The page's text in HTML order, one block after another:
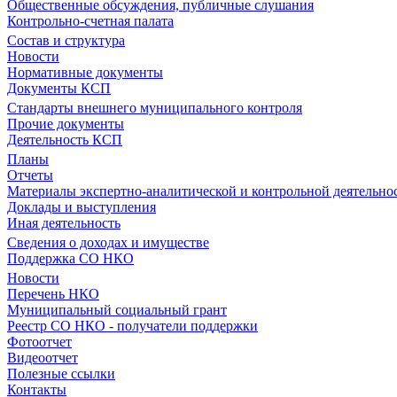
Общественные обсуждения, публичные слушания
Контрольно-счетная палата
Состав и структура
Новости
Нормативные документы
Документы КСП
Стандарты внешнего муниципального контроля
Прочие документы
Деятельность КСП
Планы
Отчеты
Материалы экспертно-аналитической и контрольной
Доклады и выступления
Иная деятельность
Сведения о доходах и имуществе
Поддержка СО НКО
Новости
Перечень НКО
Муниципальный социальный грант
Реестр СО НКО - получатели поддержки
Фотоотчет
Видеоотчет
Полезные ссылки
Контакты